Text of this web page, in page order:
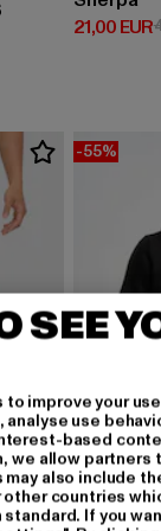
34,99 EUR
21,00 EUR
-55%
Easy Sign
SEE
improve your
use
based
we allow partners
also include
other countries
If you